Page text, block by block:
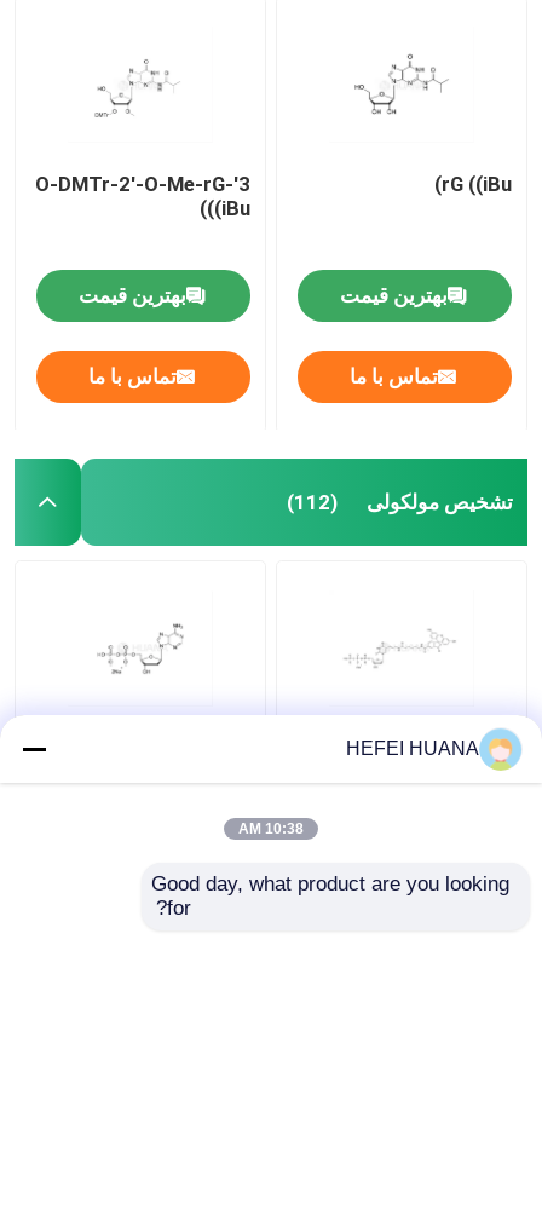
rG ((iBu)
بهترین قیمت
تماس با ما
3'-O-DMTr-2'-O-Me-rG
((iBu)
بهترین قیمت
تماس با ما
تشخیص مولکولی (112)
میلیمتر محلول سدیم
HEFEI HUANA
10:38 AM
Good day, what product are you looking
for?